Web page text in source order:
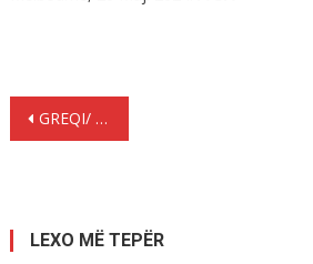
Lëvizje
GREQI/ RRËMBYEN 17-VJEÇARIN SHQIPTAR – E RRAHËN DHE E FUTËN NË BAGAZH
LEXO MË TEPËR